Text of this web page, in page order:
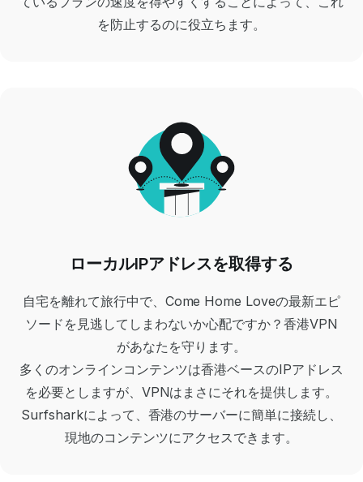
を防止するのに役立ちます。
ローカルIPアドレスを取得する
自宅を離れて旅行中で、 Come Home Loveの最新エピ
ソードを見逃してしまわないか心配ですか？香港VPN
があなたを守ります。
多くのオンラインコンテンツは香港ベースのIPアドレス
を必要としますが、VPNはまさにそれを提供します。
Surfsharkによって、香港のサーバーに簡単に接続し、
現地のコンテンツにアクセスできます。